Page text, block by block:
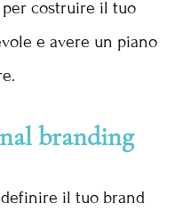
costruire il tuo
e avere un piano
branding
il tuo brand